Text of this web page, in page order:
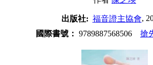
出版社: 福音證主協會,
國際書號： 9789887568506 搶